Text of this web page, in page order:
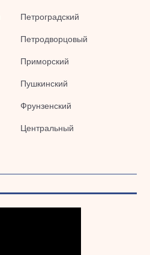
Петроградский
Петродворцовый
Приморский
Пушкинский
Фрунзенский
Центральный